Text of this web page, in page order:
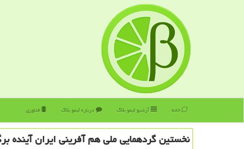
خانه آرشیو لیمو بلاگ درباره لیمو بلاگ فناوری
نخستین گردهمایی ملی هم آفرینی ایران آینده